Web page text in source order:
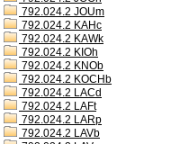
792.024.2 JOUm
792.024.2 KAHc
792.024.2 KAWk
792.024.2 KIOh
792.024.2 KNOb
792.024.2 KOCHb
792.024.2 LACd
792.024.2 LAFt
792.024.2 LARp
792.024.2 LAVb